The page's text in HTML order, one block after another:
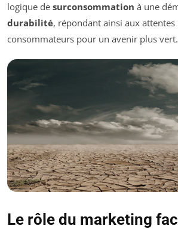
logique de surconsommation à une
durabilité, répondant ainsi aux attentes
consommateurs pour un avenir plus vert.
Le rôle du marketing